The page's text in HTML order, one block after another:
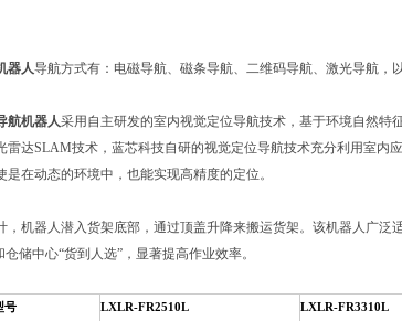
器人导航方式有：电磁导航、磁条导航、二维码导航、激光导航，
航机器人采用自主研发的室内视觉定位导航技术，基于环境自然特
雷达SLAM技术，蓝芯科技自研的视觉定位导航技术充分利用室内
是在动态的环境中，也能实现高精度的定位。
，机器人潜入货架底部，通过顶盖升降来搬运货架。该机器人广泛
仓储中心“货到人选”，显著提高作业效率。
号 LXLR-FR2510L LXLR-FR3310L